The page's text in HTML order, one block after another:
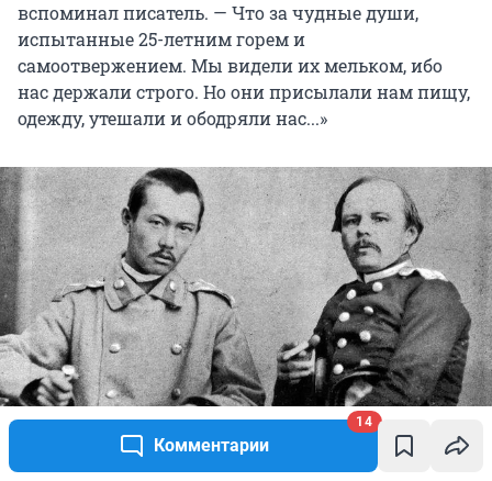
Комментарии
14
вспоминал писатель. — Что за чудные души,
испытанные 25-летним горем и
самоотвержением. Мы видели их мельком, ибо
нас держали строго. Но они присылали нам пищу,
одежду, утешали и ободряли нас...»